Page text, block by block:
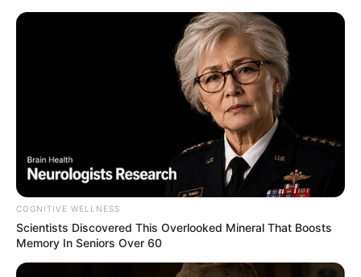
COGNITIVE WELLNESS
Scientists Discovered This Overlooked Mineral That Boosts
Memory In Seniors Over 60